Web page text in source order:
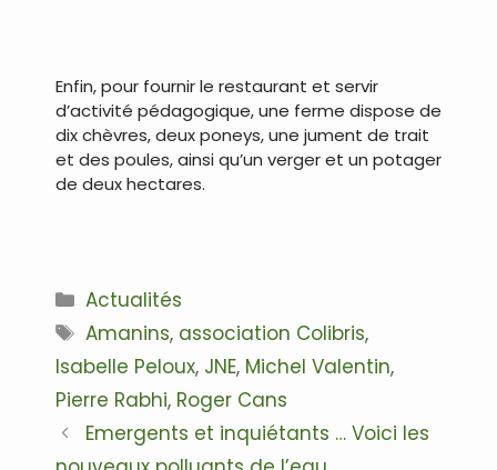
Enfin, pour fournir le restaurant et servir
d’activité pédagogique, une ferme dispose de
dix chèvres, deux poneys, une jument de trait
et des poules, ainsi qu’un verger et un potager
de deux hectares.
Catégories
Actualités
Étiquettes
Amanins, association Colibris,
Isabelle Peloux, JNE, Michel Valentin,
Pierre Rabhi, Roger Cans
Navigation
des
Emergents et inquiétants … Voici les